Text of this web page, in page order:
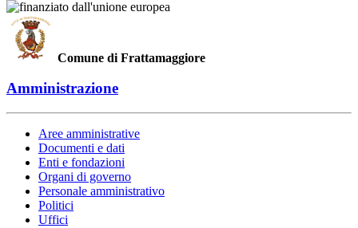
Comune di Frattamaggiore
Amministrazione
Aree amministrative
Documenti e dati
Enti e fondazioni
Organi di governo
Personale amministrativo
Politici
Uffici